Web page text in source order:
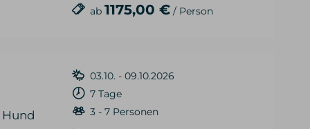
ab 1175,00 € / Person
03.10. - 09.10.2026
7 Tage
3 - 7 Personen